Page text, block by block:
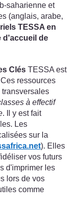
saharienne et
(anglais, arabe,
TESSA en
d'accueil de
Clés TESSA est
ressources
à effectif
. Il y est fait
Les
sur la
). Elles
vos futurs
d'imprimer les
lors de vos
comme